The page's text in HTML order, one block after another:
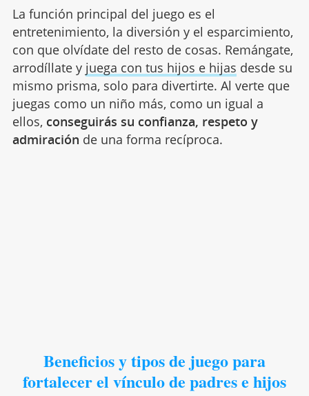
La función principal del juego es el
entretenimiento, la diversión y el esparcimiento,
con que olvídate del resto de cosas. Remángate,
arrodíllate y juega con tus hijos e hijas desde su
mismo prisma, solo para divertirte. Al verte que
juegas como un niño más, como un igual a
ellos, conseguirás su confianza, respeto y
admiración de una forma recíproca.
Beneficios y tipos de juego para
fortalecer el vínculo de padres e hijos